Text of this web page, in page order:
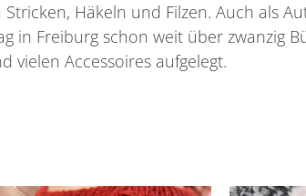
Häkeln und Filzen. Auch als
in Freiburg schon weit über zwanzig
vielen Accessoires aufgelegt.